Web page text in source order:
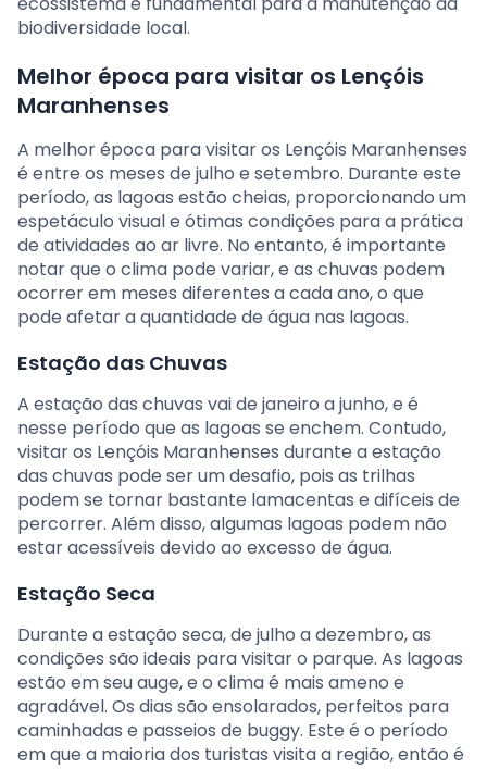
biodiversidade local.
Melhor época para visitar os Lençóis
Maranhenses
A melhor época para visitar os Lençóis Maranhenses
é entre os meses de julho e setembro. Durante este
período, as lagoas estão cheias, proporcionando um
espetáculo visual e ótimas condições para a prática
de atividades ao ar livre. No entanto, é importante
notar que o clima pode variar, e as chuvas podem
ocorrer em meses diferentes a cada ano, o que
pode afetar a quantidade de água nas lagoas.
Estação das Chuvas
A estação das chuvas vai de janeiro a junho, e é
nesse período que as lagoas se enchem. Contudo,
visitar os Lençóis Maranhenses durante a estação
das chuvas pode ser um desafio, pois as trilhas
podem se tornar bastante lamacentas e difíceis de
percorrer. Além disso, algumas lagoas podem não
estar acessíveis devido ao excesso de água.
Estação Seca
Durante a estação seca, de julho a dezembro, as
condições são ideais para visitar o parque. As lagoas
estão em seu auge, e o clima é mais ameno e
agradável. Os dias são ensolarados, perfeitos para
caminhadas e passeios de buggy. Este é o período
em que a maioria dos turistas visita a região, então é